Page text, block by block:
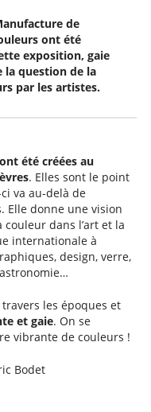
de
ont été
exposition, gaie
la question de la
par les artistes.
été créées au
. Elles sont le point
va au-delà de
Elle donne une vision
dans l’art et la
internationale à
design, verre,
travers les époques et
et gaie. On se
vibrante de couleurs !
Bodet